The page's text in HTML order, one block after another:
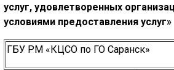
услуг, удовлетворенных
условиями предоставления услуг»
ГБУ РМ «КЦСО по ГО Саранск»